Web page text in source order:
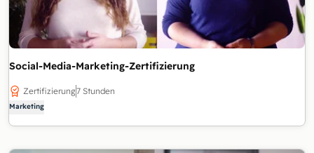
Social-Media-Marketing-Zertifizierung
Zertifizierung7 Stunden
Marketing